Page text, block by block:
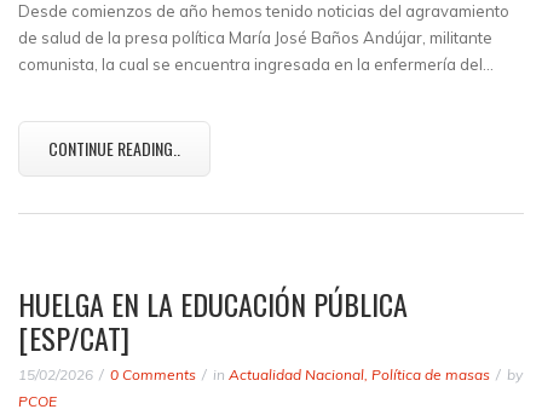
Desde comienzos de año hemos tenido noticias del agravamiento
de salud de la presa política María José Baños Andújar, militante
comunista, la cual se encuentra ingresada en la enfermería del…
CONTINUE READING..
HUELGA EN LA EDUCACIÓN PÚBLICA
[ESP/CAT]
15/02/2026 0 Comments in Actualidad Nacional, Política de masas
by
PCOE